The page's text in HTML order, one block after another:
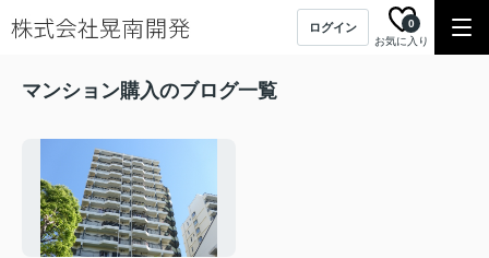
ログイン
お気に入り
0
マンション購入のブログ一覧